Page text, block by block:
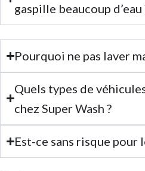
gaspille beaucoup d’eau
Pourquoi ne pas laver
Quels types de
chez Super Wash ?
Est-ce sans risque pour